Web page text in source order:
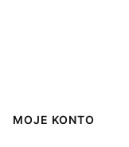
MOJE KONTO